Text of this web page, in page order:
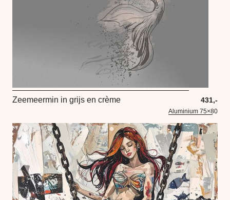
Zeemeermin in grijs en crème 431,-
Aluminium 75×80